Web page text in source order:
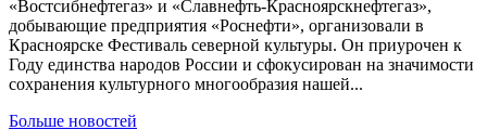
«Востсибнефтегаз» и «Славнефть-Красноярскнефтегаз»,
добывающие предприятия «Роснефти», организовали в
Красноярске Фестиваль северной культуры. Он приурочен к
Году единства народов России и сфокусирован на значимости
сохранения культурного многообразия нашей...
Больше новостей